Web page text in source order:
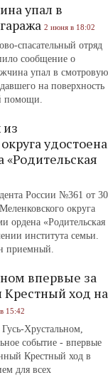
упал в
2 июня в 18:02
спасательный отряд
сообщение о
упал в смотровую
на поверхность
помощи.
удостоена
России №361 от 30
округа
ордена «Родительская
института семьи.
приемный.
впервые за
Крестный ход на
15:42
Хрустальном,
событие - впервые
Крестный ход в
для всех